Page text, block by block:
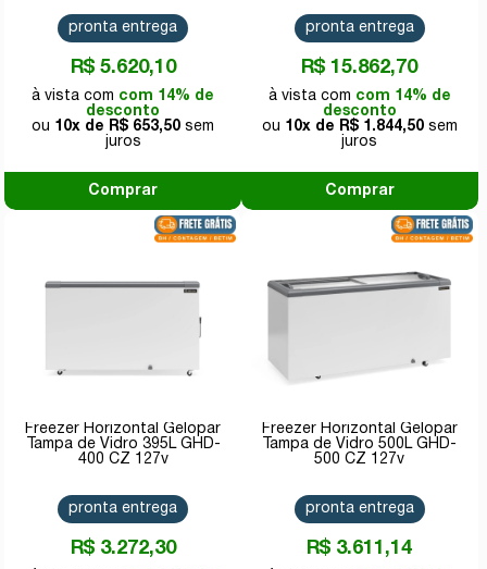
R$ 5.620,10
com 14% de
desconto
10x de
R$ 653,50
pronta entrega
Comprar
R$ 15.862,70
com 14% de
desconto
10x de
R$ 1.844,50
pronta entrega
Comprar
Freezer Horizontal Gelopar
Tampa de Vidro 395L GHD-
400 CZ 127v
R$ 3.272,30
pronta entrega
Freezer Horizontal Gelopar
Tampa de Vidro 500L GHD-
500 CZ 127v
R$ 3.611,14
pronta entrega